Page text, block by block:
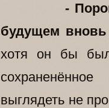
-
будущем вновь
хотя он бы
выглядеть не